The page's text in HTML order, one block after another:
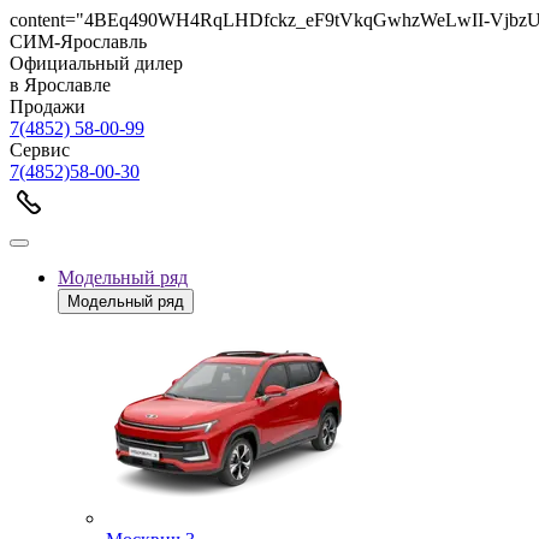
content="4BEq490WH4RqLHDfckz_eF9tVkqGwhzWeLwII-
СИМ-Ярославль
Официальный дилер
в Ярославле
Продажи
7(4852) 58-00-99
Сервис
7(4852)58-00-30
Модельный ряд
Модельный ряд